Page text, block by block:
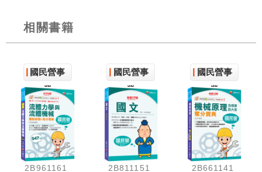
相關書籍
國民營事
業
2B961161
國民營事
業
2B811151
國民營事
業
2B661141